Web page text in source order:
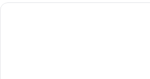
Chilamate Rainforest Eco-retreat